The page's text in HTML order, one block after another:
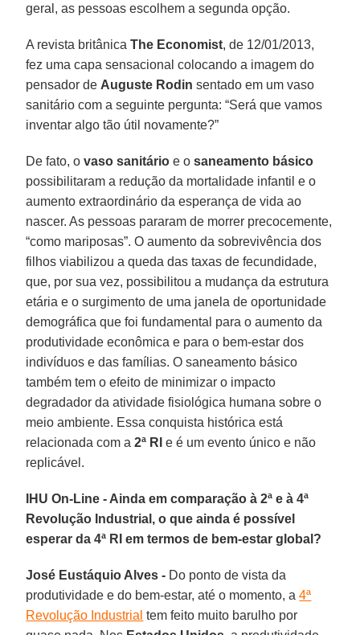
geral, as pessoas escolhem a segunda opção.
A revista britânica The Economist, de 12/01/2013,
fez uma capa sensacional colocando a imagem do
pensador de Auguste Rodin sentado em um vaso
sanitário com a seguinte pergunta: “Será que vamos
inventar algo tão útil novamente?”
De fato, ovaso sanitário e osaneamento básico
possibilitaram a redução da mortalidade infantil e o
aumento extraordinário da esperança de vida ao
nascer. As pessoas pararam de morrer precocemente,
“como mariposas”. O aumento da sobrevivência dos
filhos viabilizou a queda das taxas de fecundidade,
que, por sua vez, possibilitou a mudança da estrutura
etária e o surgimento de uma janela de oportunidade
demográfica que foi fundamental para o aumento da
produtividade econômica e para o bem-estar dos
indivíduos e das famílias. O saneamento básico
também tem o efeito de minimizar o impacto
degradador da atividade fisiológica humana sobre o
meio ambiente. Essa conquista histórica está
relacionada com a2ª RI e é um evento único e não
replicável.
IHU On-Line - Ainda em comparação à 2ª e à 4ª
Revolução Industrial, o que ainda é possível
esperar da 4ª RI em termos de bem-estar global?
José Eustáquio Alves - Do ponto de vista da
produtividade e do bem-estar, até o momento, a4ª
Revolução Industrial tem feito muito barulho por